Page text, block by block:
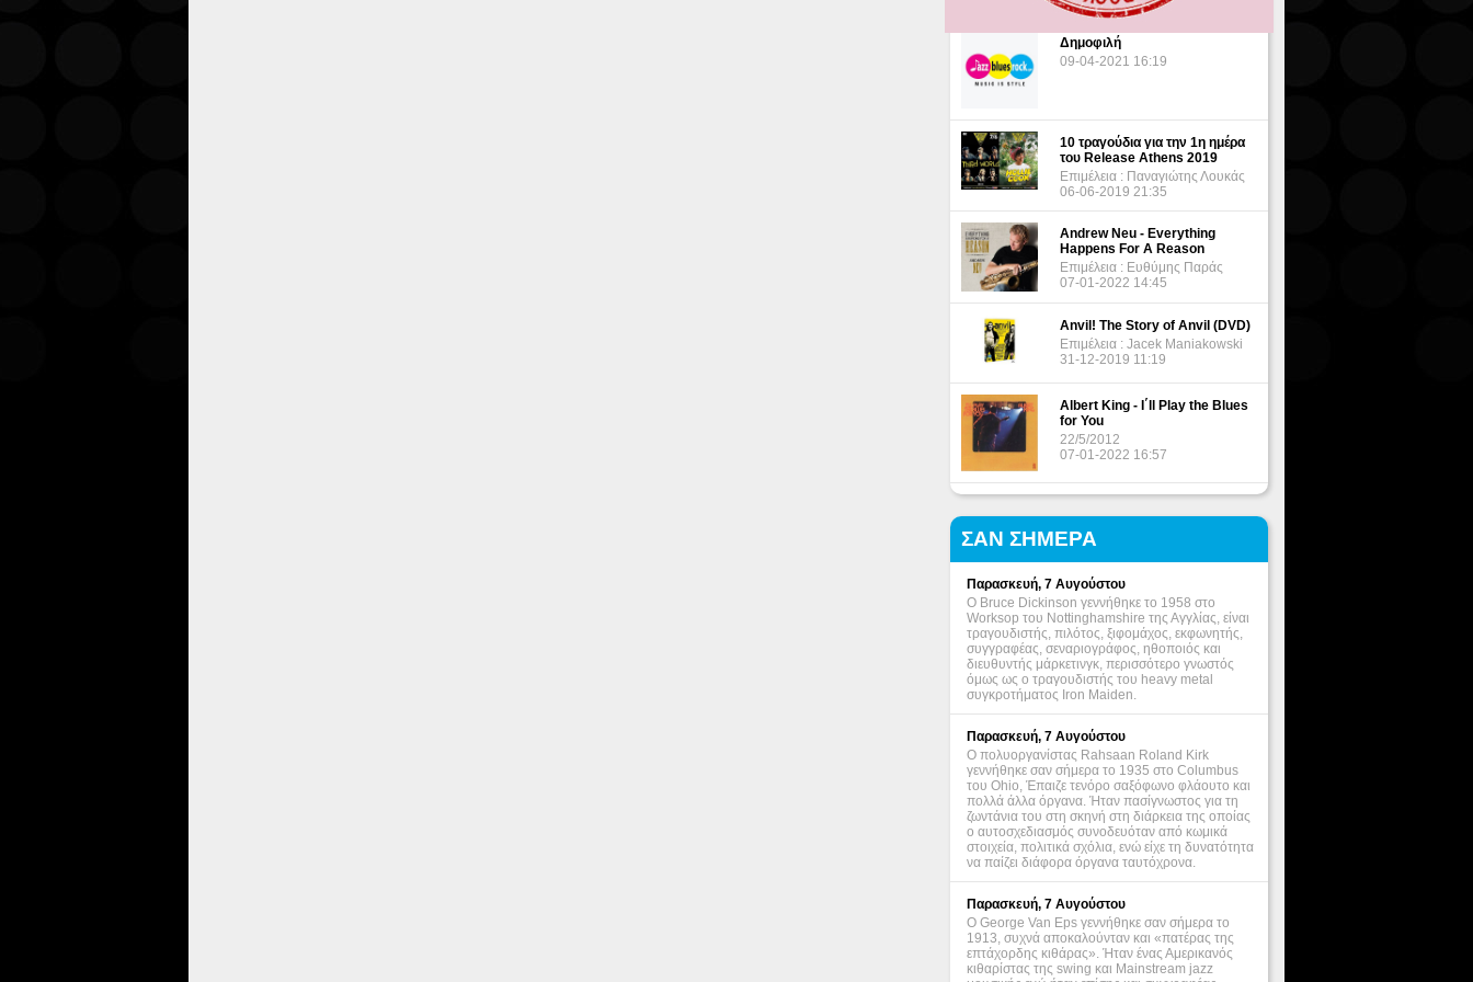
Δημοφιλή
09-04-2021 16:19
10 τραγούδια για την 1η ημέρα
του Release Athens 2019
Επιμέλεια : Παναγιώτης Λουκάς
06-06-2019 21:35
Andrew Neu - Everything
Happens For A Reason
Επιμέλεια : Ευθύμης Παράς
07-01-2022 14:45
Anvil! The Story of Anvil (DVD)
Επιμέλεια : Jacek Maniakowski
31-12-2019 11:19
Albert King - I΄ll Play the Blues
for You
22/5/2012
07-01-2022 16:57
ΣΑΝ ΣΗΜΕΡΑ
Παρασκευή, 7 Αυγούστου
Ο Bruce Dickinson γεννήθηκε το 1958 στο
Worksop του Nottinghamshire της Αγγλίας, είναι
τραγουδιστής, πιλότος, ξιφομάχος, εκφωνητής,
συγγραφέας, σεναριογράφος, ηθοποιός και
διευθυντής μάρκετινγκ, περισσότερο γνωστός
όμως ως ο τραγουδιστής του heavy metal
συγκροτήματος Iron Maiden.
Παρασκευή, 7 Αυγούστου
Ο πολυοργανίστας Rahsaan Roland Kirk
γεννήθηκε σαν σήμερα το 1935 στο Columbus
του Ohio, Έπαιζε τενόρο σαξόφωνο φλάουτο και
πολλά άλλα όργανα. Ήταν πασίγνωστος για τη
ζωντάνια του στη σκηνή στη διάρκεια της οποίας
ο αυτοσχεδιασμός συνοδευόταν από κωμικά
στοιχεία, πολιτικά σχόλια, ενώ είχε τη δυνατότητα
να παίζει διάφορα όργανα ταυτόχρονα.
Παρασκευή, 7 Αυγούστου
Ο George Van Eps γεννήθηκε σαν σήμερα το
1913, συχνά αποκαλούνταν και «πατέρας της
επτάχορδης κιθάρας». Ήταν ένας Αμερικανός
κιθαρίστας της swing και Mainstream jazz